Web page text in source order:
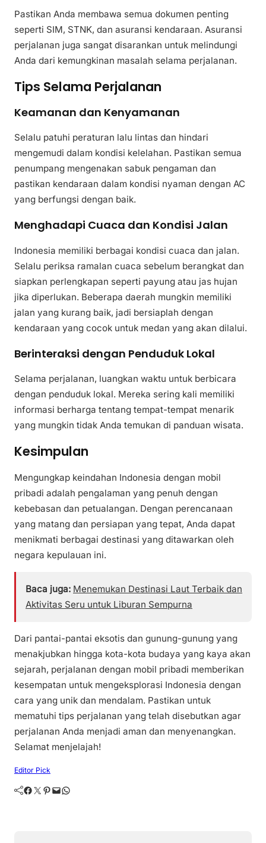
Pastikan Anda membawa semua dokumen penting
seperti SIM, STNK, dan asuransi kendaraan. Asuransi
perjalanan juga sangat disarankan untuk melindungi
Anda dari kemungkinan masalah selama perjalanan.
Tips Selama Perjalanan
Keamanan dan Kenyamanan
Selalu patuhi peraturan lalu lintas dan hindari
mengemudi dalam kondisi kelelahan. Pastikan semua
penumpang mengenakan sabuk pengaman dan
pastikan kendaraan dalam kondisi nyaman dengan AC
yang berfungsi dengan baik.
Menghadapi Cuaca dan Kondisi Jalan
Indonesia memiliki berbagai kondisi cuaca dan jalan.
Selalu periksa ramalan cuaca sebelum berangkat dan
siapkan perlengkapan seperti payung atau jas hujan
jika diperlukan. Beberapa daerah mungkin memiliki
jalan yang kurang baik, jadi bersiaplah dengan
kendaraan yang cocok untuk medan yang akan dilalui.
Berinteraksi dengan Penduduk Lokal
Selama perjalanan, luangkan waktu untuk berbicara
dengan penduduk lokal. Mereka sering kali memiliki
informasi berharga tentang tempat-tempat menarik
yang mungkin tidak Anda temukan di panduan wisata.
Kesimpulan
Mengungkap keindahan Indonesia dengan mobil
pribadi adalah pengalaman yang penuh dengan
kebebasan dan petualangan. Dengan perencanaan
yang matang dan persiapan yang tepat, Anda dapat
menikmati berbagai destinasi yang ditawarkan oleh
negara kepulauan ini.
Baca juga: Menemukan Destinasi Laut Terbaik dan
Aktivitas Seru untuk Liburan Sempurna
Dari pantai-pantai eksotis dan gunung-gunung yang
menakjubkan hingga kota-kota budaya yang kaya akan
sejarah, perjalanan dengan mobil pribadi memberikan
kesempatan untuk mengeksplorasi Indonesia dengan
cara yang unik dan mendalam. Pastikan untuk
mematuhi tips perjalanan yang telah disebutkan agar
perjalanan Anda menjadi aman dan menyenangkan.
Selamat menjelajah!
Editor Pick
Facebook Twitter Pinterest Mail WhatsApp